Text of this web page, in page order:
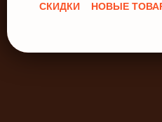
СКИДКИ НОВЫЕ